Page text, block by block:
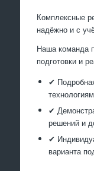
Комплексные
надёжно и с
Наша команда
подготовки и
✔
технологиям
✔
решений и
✔
варианта